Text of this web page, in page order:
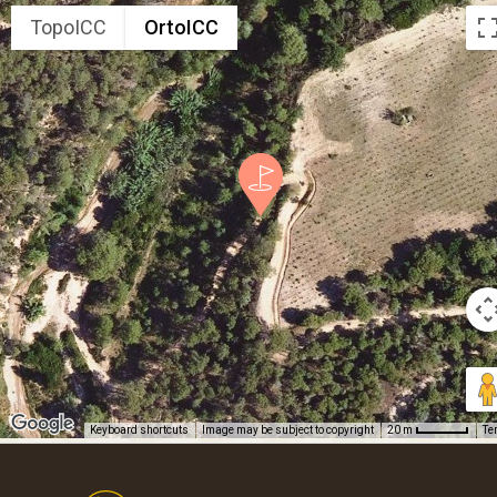
TopoICC OrtoICC
Keyboard shortcuts Image may be subject to copyright 20 m